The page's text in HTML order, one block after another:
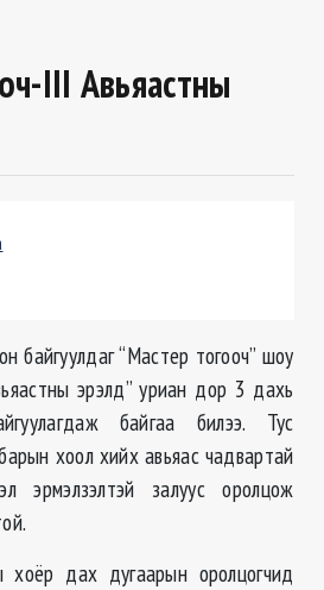
III Авьяастны
байгуулдаг “Мастер тогооч” шоу
эрэлд” уриан дор 3 дахь
байгаа билээ. Тус
хоол хийх авьяас чадвартай
эрмэлзэлтэй залуус оролцож
дах дугаарын оролцогчид